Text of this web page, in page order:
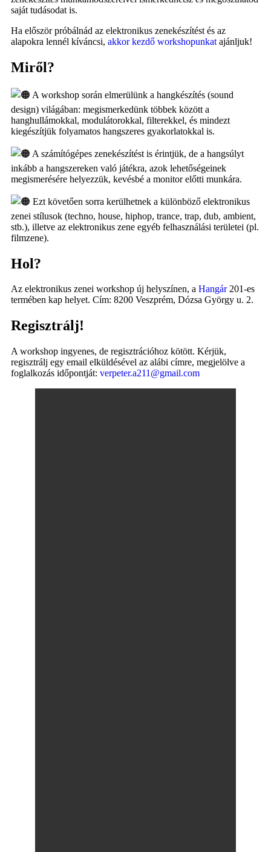
saját tudásodat is.
Ha először próbálnád az elektronikus zenekészítést és az
alapokra lennél kíváncsi, akkor kezdő workshopunkat ajánljuk!
Miről?
A workshop során elmerülünk a hangkészítés (sound
design) világában: megismerkedünk többek között a
hanghullámokkal, modulátorokkal, filterekkel, és mindezt
kiegészítjük folyamatos hangszeres gyakorlatokkal is.
A számítógépes zenekészítést is érintjük, de a hangsúlyt
inkább a hangszereken való játékra, azok lehetőségeinek
megismerésére helyezzük, kevésbé a monitor előtti munkára.
Ezt követően sorra kerülhetnek a különböző elektronikus
zenei stílusok (techno, house, hiphop, trance, trap, dub, ambient,
stb.), illetve az elektronikus zene egyéb felhasználási területei (pl.
filmzene).
Hol?
Az elektronikus zenei workshop új helyszínen, a Hangár201-es
termében kap helyet. Cím: 8200 Veszprém, Dózsa György u. 2.
Regisztrálj!
A workshop ingyenes, de regisztrációhoz kötött. Kérjük,
regisztrálj egy email elküldésével az alábi címre, megjelölve a
foglalkozás időpontját: verpeter.a211@gmail.com